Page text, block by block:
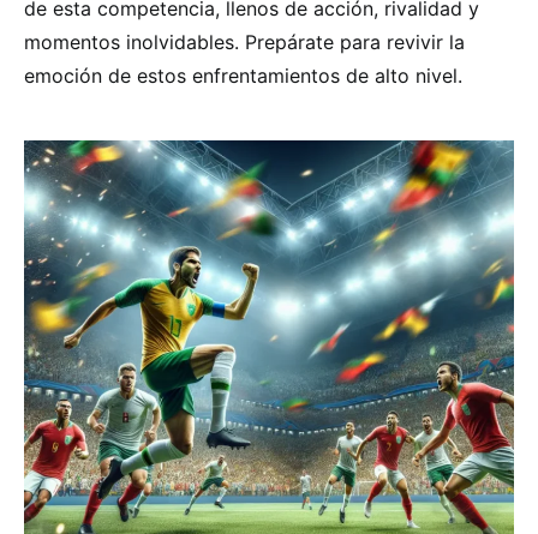
de esta competencia, llenos de acción, rivalidad y
momentos inolvidables. Prepárate para revivir la
emoción de estos enfrentamientos de alto nivel.